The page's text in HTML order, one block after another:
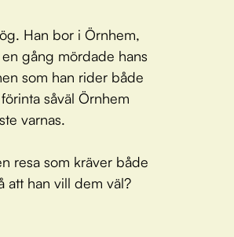
Han bor i Örnhem,
gång mördade hans
som han rider både
såväl Örnhem
varnas.
resa som kräver både
att han vill dem väl?